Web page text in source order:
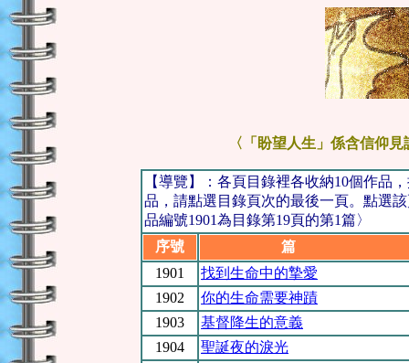
〈「盼望人生」係含信仰
【導覽】：各頁目錄裡各收納10個作品
品，請點選目錄頁次的最後一頁。點選
品編號1901為目錄第19頁的第1篇〉
序號
篇
1901
找到生命中的摯愛
1902
你的生命需要神蹟
1903
基督降生的意義
1904
聖誕夜的淚光